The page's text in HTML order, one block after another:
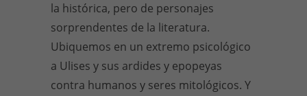
la histórica, pero de personajes
sorprendentes de la literatura.
Ubiquemos en un extremo psicológico
a Ulises y sus ardides y epopeyas
contra humanos y seres mitológicos. Y